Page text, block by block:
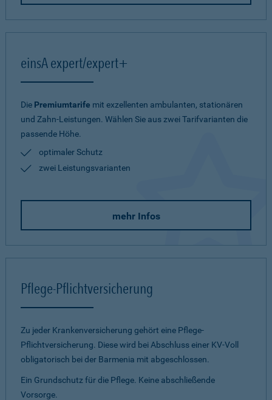
einsA expert/expert+
Die Premiumtarife mit exzellenten ambulanten, stationären
und Zahn-Leistungen. Wählen Sie aus zwei Tarifvarianten die
passende Höhe.
optimaler Schutz
zwei Leistungsvarianten
mehr Infos
Pflege-Pflichtversicherung
Zu jeder Krankenversicherung gehört eine Pflege-
Pflichtversicherung. Diese wird bei Abschluss einer KV-Voll
obligatorisch bei der Barmenia mit abgeschlossen.
Ein Grundschutz für die Pflege. Keine abschließende
Vorsorge.